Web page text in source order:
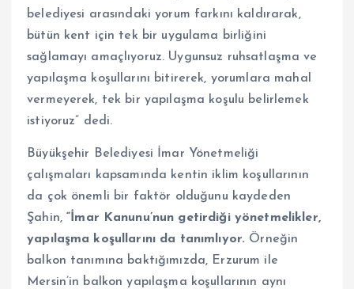
belediyesi arasındaki yorum farkını kaldırarak,
bütün kent için tek bir uygulama birliğini
sağlamayı amaçlıyoruz. Uygunsuz ruhsatlaşma ve
yapılaşma koşullarını bitirerek, yorumlara mahal
vermeyerek, tek bir yapılaşma koşulu belirlemek
istiyoruz” dedi.
Büyükşehir Belediyesi İmar Yönetmeliği
çalışmaları kapsamında kentin iklim koşullarının
da çok önemli bir faktör olduğunu kaydeden
Şahin,“İmar Kanunu’nun getirdiği yönetmelikler,
yapılaşma koşullarını da tanımlıyor. Örneğin
balkon tanımına baktığımızda, Erzurum ile
Mersin’in balkon yapılaşma koşullarının aynı